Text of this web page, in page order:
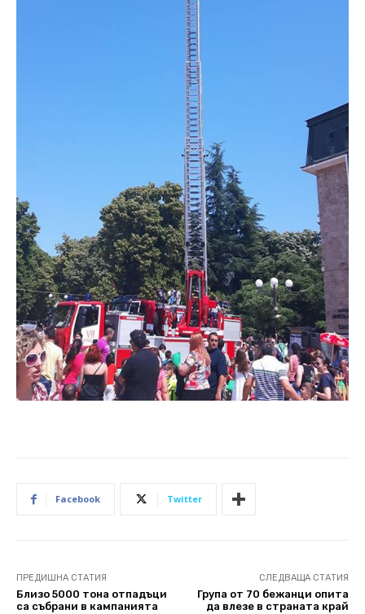
Facebook Twitter
ПРЕДИШНА СТАТИЯ
Близо 5000 тона отпадъци
са събрани в кампанията
СЛЕДВАЩА СТАТИЯ
Група от 70 бежанци опита
да влезе в страната край